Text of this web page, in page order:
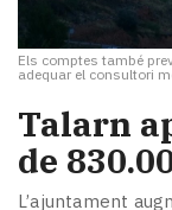
temps
Reportatges
Enquestes
A
escena!
Dis
Els comptes també
adequar el consultori
Talarn
de
L’ajuntament